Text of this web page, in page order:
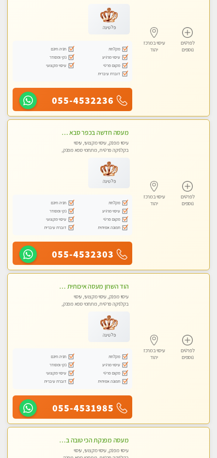
לפרטים
נוספים
עיסוי במרכז
יהוד
פלטינה
מקלחת
חניה חינם
עיסוי מרגיע
נקי ומסודר
מקום פרטי
עיסוי מקצועי
דוברת עיברית
055-4532236
לפרטים
נוספים
עיסוי במרכז
יהוד
מעסה חדשה בכפר סבא איכותית מקצועית ומפנקת מאוד חדשה מעסה צעירה ואלופה לעיסוי מפנק מומלץ מאוד ....פרטי!!
עיסוי מפנק, עיסוי מקצועי, עיסוי
בקלניקה פרטית, מתחמי ספא מפנק,
פלטינה
מקלחת
חניה חינם
עיסוי מרגיע
נקי ומסודר
מקום פרטי
עיסוי מקצועי
תמונה אמיתית
דוברת עיברית
055-4532303
לפרטים
נוספים
עיסוי במרכז
יהוד
הוד השרון מעסה איכותית מפנקת ומקצועית לעיסוי חלומי .....
עיסוי מפנק, עיסוי מקצועי, עיסוי
בקלניקה פרטית, מתחמי ספא מפנק,
פלטינה
מקלחת
חניה חינם
עיסוי מרגיע
נקי ומסודר
מקום פרטי
עיסוי מקצועי
תמונה אמיתית
דוברת עיברית
055-4531985
מעסה מפנקת הכי טובה בעיר במרכז העיר כל סוגי העיסויים מעסה מקצועית ואיכותית פרטי!!!מומלץ לחלוטין!!
עיסוי מפנק, עיסוי מקצועי, עיסוי